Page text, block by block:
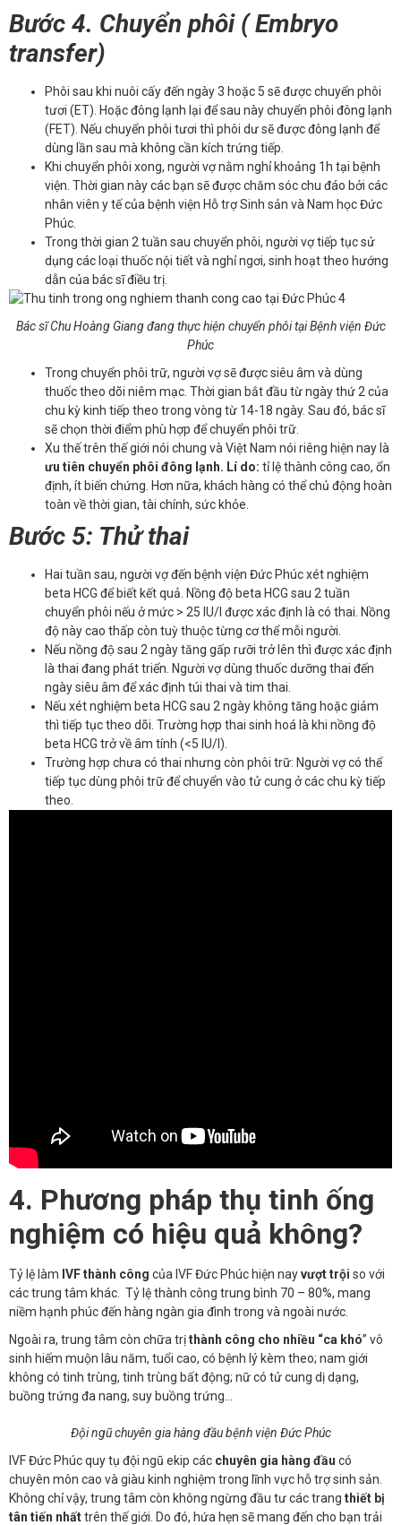
Bước 4. Chuyển phôi ( Embryo
transfer)
Phôi sau khi nuôi cấy đến ngày 3 hoặc 5 sẽ được chuyển phôi
tươi (ET). Hoặc đông lạnh lại để sau này chuyển phôi đông lạnh
(FET). Nếu chuyển phôi tươi thì phôi dư sẽ được đông lạnh để
dùng lần sau mà không cần kích trứng tiếp.
Khi chuyển phôi xong, người vợ nằm nghỉ khoảng 1h tại bệnh
viện. Thời gian này các bạn sẽ được chăm sóc chu đáo bởi các
nhân viên y tế của bệnh viện Hỗ trợ Sinh sản và Nam học Đức
Phúc.
Trong thời gian 2 tuần sau chuyển phôi, người vợ tiếp tục sử
dụng các loại thuốc nội tiết và nghỉ ngơi, sinh hoạt theo hướng
dẫn của bác sĩ điều trị.
Bác sĩ Chu Hoàng Giang đang thực hiện chuyển phôi tại Bệnh viện Đức
Phúc
Trong chuyển phôi trữ, người vợ sẽ được siêu âm và dùng
thuốc theo dõi niêm mạc. Thời gian bắt đầu từ ngày thứ 2 của
chu kỳ kinh tiếp theo trong vòng từ 14-18 ngày. Sau đó, bác sĩ
sẽ chọn thời điểm phù hợp để chuyển phôi trữ.
Xu thế trên thế giới nói chung và Việt Nam nói riêng hiện nay là
ưu tiên chuyển phôi đông lạnh. Lí do: tỉ lệ thành công cao, ổn
định, ít biến chứng. Hơn nữa, khách hàng có thể chủ động hoàn
toàn về thời gian, tài chính, sức khỏe.
Bước 5: Thử thai
Hai tuần sau, người vợ đến bệnh viện Đức Phúc xét nghiệm
beta HCG để biết kết quả. Nồng độ beta HCG sau 2 tuần
chuyển phôi nếu ở mức > 25 IU/l được xác định là có thai. Nồng
độ này cao thấp còn tuỳ thuộc từng cơ thể mỗi người.
Nếu nồng độ sau 2 ngày tăng gấp rưỡi trở lên thì được xác định
là thai đang phát triển. Người vợ dùng thuốc dưỡng thai đến
ngày siêu âm để xác định túi thai và tim thai.
Nếu xét nghiệm beta HCG sau 2 ngày không tăng hoặc giảm
thì tiếp tục theo dõi. Trường hợp thai sinh hoá là khi nồng độ
beta HCG trở về âm tính (<5 IU/l).
Trường hợp chưa có thai nhưng còn phôi trữ: Người vợ có thể
tiếp tục dùng phôi trữ để chuyển vào tử cung ở các chu kỳ tiếp
theo.
4. Phương pháp thụ tinh ống
nghiệm có hiệu quả không?
Tỷ lệ làm IVF thành công của IVF Đức Phúc hiện nayvượt trội so với
các trung tâm khác. Tỷ lệ thành công trung bình 70 – 80%, mang
niềm hạnh phúc đến hàng ngàn gia đình trong và ngoài nước.
Ngoài ra, trung tâm còn chữa trịthành công cho nhiều “ca khó” vô
sinh hiếm muộn lâu năm, tuổi cao, có bệnh lý kèm theo; nam giới
không có tinh trùng, tinh trùng bất động; nữ có tử cung dị dạng,
buồng trứng đa nang, suy buồng trứng…
Đội ngũ chuyên gia hàng đầu bệnh viện Đức Phúc
IVF Đức Phúc quy tụ đội ngũ ekip các chuyên gia hàng đầu có
chuyên môn cao và giàu kinh nghiệm trong lĩnh vực hỗ trợ sinh sản.
Không chỉ vậy, trung tâm còn không ngừng đầu tư các trang thiết bị
tân tiến nhấttrên thế giới. Do đó, hứa hẹn sẽ mang đến cho bạn trải